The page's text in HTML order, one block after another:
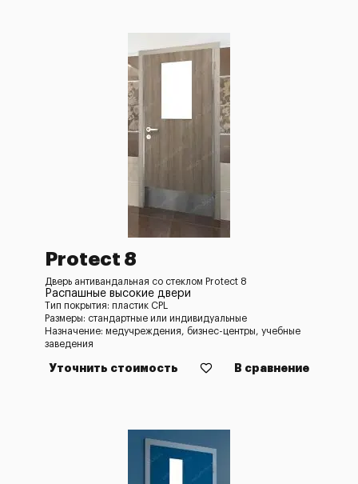
Protect 8
Дверь антивандальная со стеклом Protect 8
Распашные высокие двери
Тип покрытия: пластик CPL
Размеры: стандартные или индивидуальные
Назначение: медучреждения, бизнес-центры, учебные
заведения
Уточнить стоимость В сравнение